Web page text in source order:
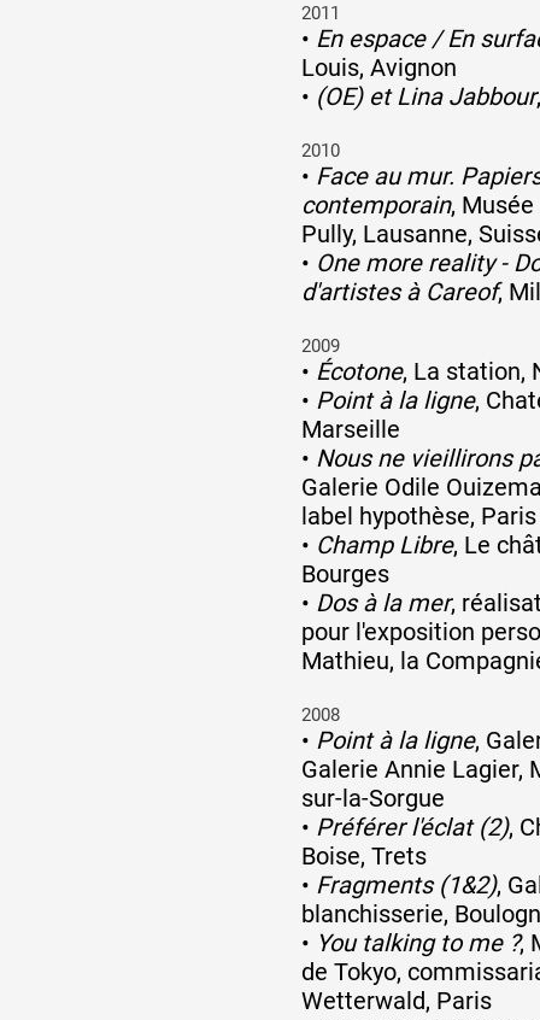
2011
• En espace / En
Louis, Avignon
• (OE) et Lina Jabbour
2010
• Face au mur.
contemporain,
Pully, Lausanne,
• One more reality -
d'artistes à Careof,
2009
• Écotone, La station,
• Point à la ligne,
Marseille
• Nous ne vieillirons
Galerie Odile
label hypothèse, Paris
• Champ Libre, Le
Bourges
• Dos à la mer,
pour l'exposition
Mathieu, la
2008
• Point à la ligne,
Galerie Annie Lagier,
sur-la-Sorgue
• Préférer l'éclat (2),
Boise, Trets
• Fragments (1&2),
blanchisserie,
• You talking to me ?,
de Tokyo,
Wetterwald, Paris